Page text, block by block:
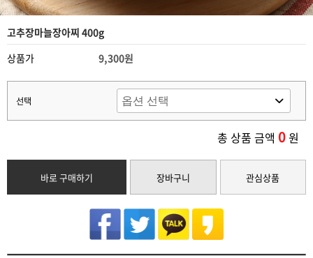
고추장마늘장아찌 400g
상품가
9,300원
선택
총 상품 금액 0원
바로 구매하기 장바구니 관심상품